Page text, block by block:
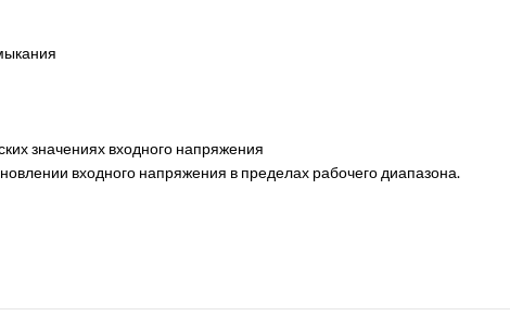
значениях входного напряжения
входного напряжения в пределах рабочего диапазона.